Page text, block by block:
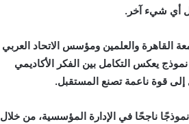
أي شيء آخر.
القاهرة والعلمين ومؤسس الاتحاد العربي
يعكس التكامل بين الفكر الأكاديمي
إلى قوة ناعمة تصنع المستقبل.
ناجحًا في الإدارة المؤسسية، من خلال